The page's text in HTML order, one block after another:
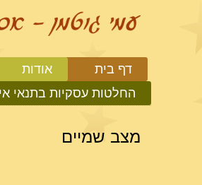
דף בית אודות
החלטות עסקיות בתנאי
מצב שמיים